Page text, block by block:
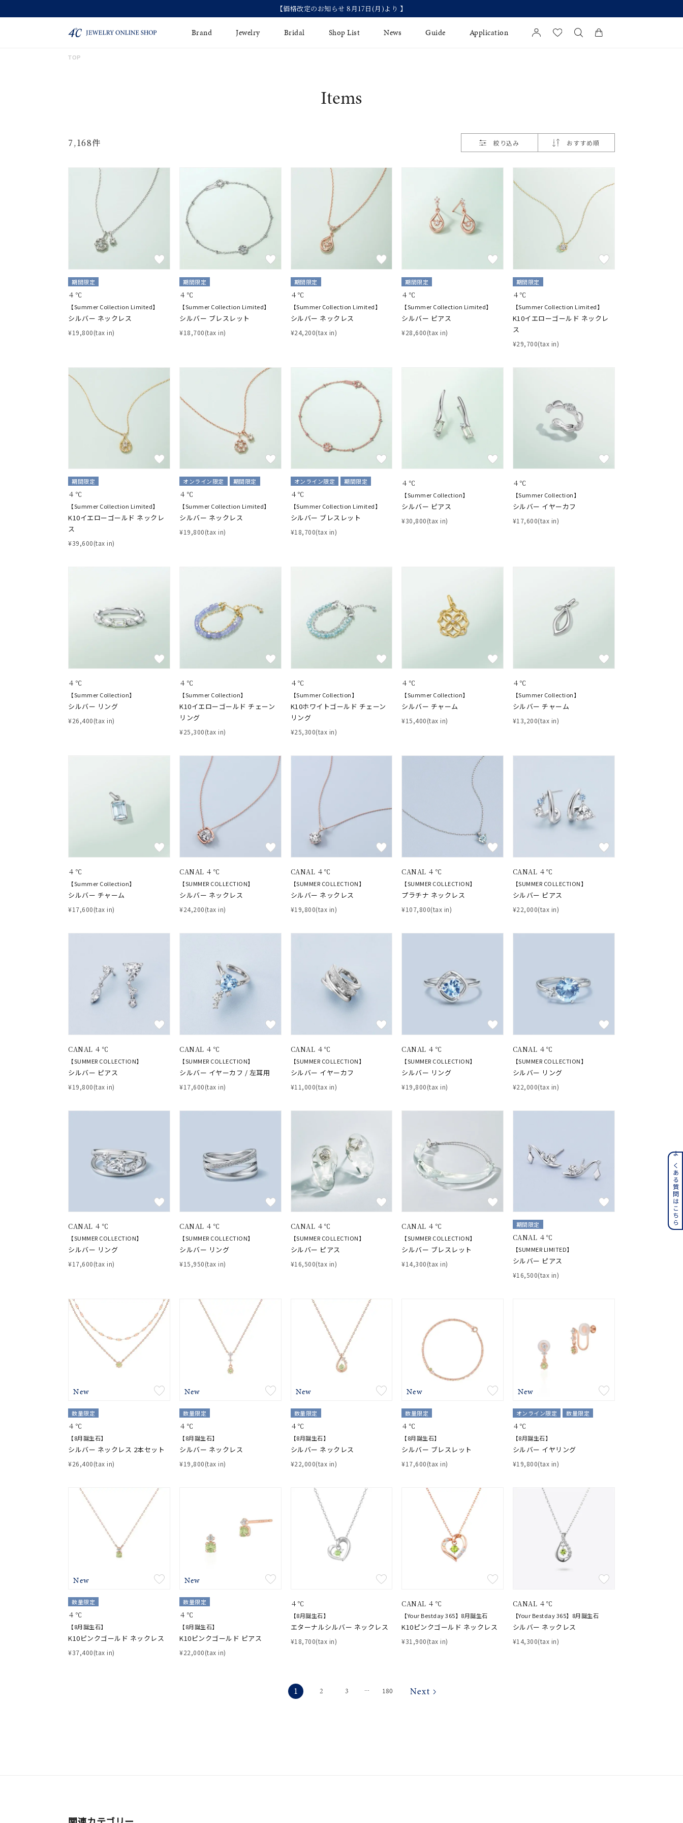
【価格改定のお知らせ 8月17日(月)より 】
Brand Jewelry
ペアブレスレット
誕生石 限定ジュエリー すべてのアイテム
ジュエリーポーチ アジャスター
ブライダルリングはこ
Bridal Shop List News Guide
ブライダルリングの選び方
Application
キーワードで検索する
素材 プラチナ K18 K7 ゴールド シルバー
ピンクカラー ホワイトカラー トリプルカラー その他
6月の誕生石
12月の誕生石
モチーフ
しずく 一粒 三石 ライン 馬蹄
フラワー
ホワイト ピンク
レッド
マルチカラー
ファッションテイスト フェミニン カジュアル モード シンプル ユニセックス
デート 結婚式
耳周りジュエリー 腕周りジュエリー
ベストセレクション
公式オンラインショップ限定
レディース
リングサイズ
リングサイズ
価格 ¥400,000
TOP
Items
7,168件 絞り込み おすすめ順
おすすめ順
価格が安い
価格が高い
新着順
お気に入り登録数
期間限定
４℃
【Summer Collection Limited】
シルバー ネックレス
¥19,800(tax in)
期間限定
４℃
【Summer Collection Limited】
シルバー ブレスレット
¥18,700(tax in)
期間限定
４℃
【Summer Collection Limited】
シルバー ネックレス
¥24,200(tax in)
期間限定
４℃
【Summer Collection Limited】
シルバー ピアス
¥28,600(tax in)
期間限定
４℃
【Summer Collection Limited】
K10イエローゴールド ネックレ
ス
¥29,700(tax in)
期間限定
４℃
【Summer Collection Limited】
K10イエローゴールド ネックレ
ス
¥39,600(tax in)
オンライン限定 期間限定
４℃
【Summer Collection Limited】
シルバー ネックレス
¥19,800(tax in)
オンライン限定 期間限定
４℃
【Summer Collection Limited】
シルバー ブレスレット
¥18,700(tax in)
４℃
【Summer Collection】
シルバー ピアス
¥30,800(tax in)
４℃
【Summer Collection】
シルバー イヤーカフ
¥17,600(tax in)
４℃
【Summer Collection】
シルバー リング
¥26,400(tax in)
４℃
【Summer Collection】
K10イエローゴールド チェーン
リング
¥25,300(tax in)
４℃
【Summer Collection】
K10ホワイトゴールド チェーン
リング
¥25,300(tax in)
４℃
【Summer Collection】
シルバー チャーム
¥15,400(tax in)
４℃
【Summer Collection】
シルバー チャーム
¥13,200(tax in)
４℃
【Summer Collection】
シルバー チャーム
¥17,600(tax in)
CANAL ４℃
【SUMMER COLLECTION】
シルバー ネックレス
¥24,200(tax in)
CANAL ４℃
【SUMMER COLLECTION】
シルバー ネックレス
¥19,800(tax in)
CANAL ４℃
【SUMMER COLLECTION】
プラチナ ネックレス
¥107,800(tax in)
CANAL ４℃
【SUMMER COLLECTION】
シルバー ピアス
¥22,000(tax in)
CANAL ４℃
【SUMMER COLLECTION】
シルバー ピアス
¥19,800(tax in)
CANAL ４℃
【SUMMER COLLECTION】
シルバー イヤーカフ / 左耳用
¥17,600(tax in)
CANAL ４℃
【SUMMER COLLECTION】
シルバー イヤーカフ
¥11,000(tax in)
CANAL ４℃
【SUMMER COLLECTION】
シルバー リング
¥19,800(tax in)
CANAL ４℃
【SUMMER COLLECTION】
シルバー リング
¥22,000(tax in)
CANAL ４℃
【SUMMER COLLECTION】
シルバー リング
¥17,600(tax in)
CANAL ４℃
【SUMMER COLLECTION】
シルバー リング
¥15,950(tax in)
CANAL ４℃
【SUMMER COLLECTION】
シルバー ピアス
¥16,500(tax in)
CANAL ４℃
【SUMMER COLLECTION】
シルバー ブレスレット
¥14,300(tax in)
期間限定
CANAL ４℃
【SUMMER LIMITED】
シルバー ピアス
¥16,500(tax in)
New
数量限定
４℃
【8月誕生石】
シルバー ネックレス 2本セット
¥26,400(tax in)
New
数量限定
４℃
【8月誕生石】
シルバー ネックレス
¥19,800(tax in)
New
数量限定
４℃
【8月誕生石】
シルバー ネックレス
¥22,000(tax in)
New
数量限定
４℃
【8月誕生石】
シルバー ブレスレット
¥17,600(tax in)
New
オンライン限定 数量限定
４℃
【8月誕生石】
シルバー イヤリング
¥19,800(tax in)
New
数量限定
４℃
【8月誕生石】
K10ピンクゴールド ネックレス
¥37,400(tax in)
New
数量限定
４℃
【8月誕生石】
K10ピンクゴールド ピアス
¥22,000(tax in)
４℃
【8月誕生石】
エターナルシルバー ネックレス
¥18,700(tax in)
CANAL ４℃
【Your Bestday 365】8月誕生石
K10ピンクゴールド ネックレス
¥31,900(tax in)
CANAL ４℃
【Your Bestday 365】8月誕生石
シルバー ネックレス
¥14,300(tax in)
1 2 3 ⋯ 180
よくある質問はこちら